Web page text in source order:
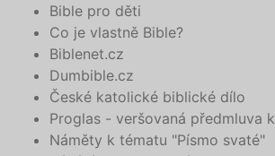
Bible pro děti
Co je vlastně Bible?
Biblenet.cz
Dumbible.cz
České katolické biblické dílo
Proglas - veršovaná předmluva
Náměty k tématu "Písmo svaté"